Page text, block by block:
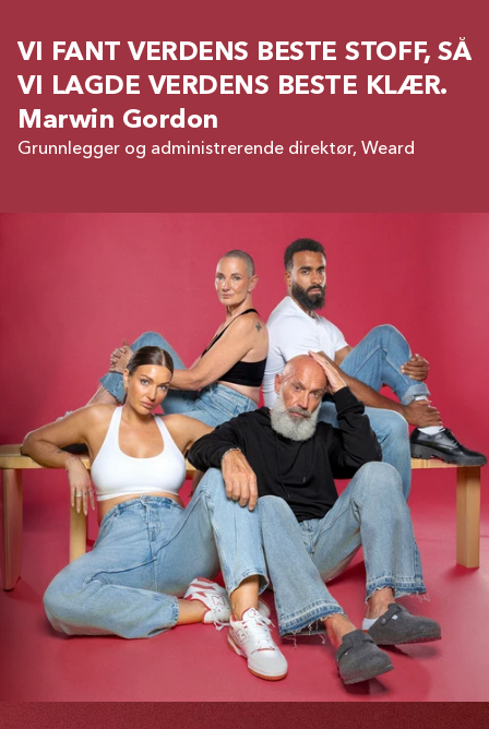
VI FANT VERDENS BESTE STOFF, SÅ
VI LAGDE VERDENS BESTE KLÆR.
Marwin Gordon
Grunnlegger og administrerende direktør, Weard